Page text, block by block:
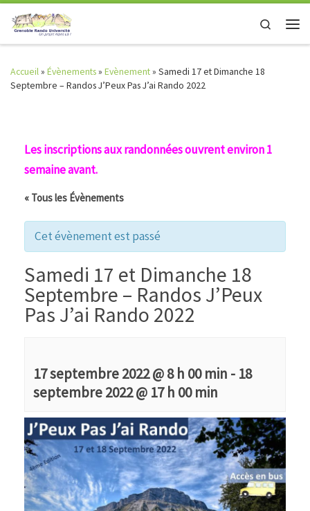
Skip to content
Search
Accueil» Évènements» Evènement» Samedi 17 et Dimanche 18
Septembre – Randos J’Peux Pas J’ai Rando 2022
Les inscriptions aux randonnées ouvrent environ 1
semaine avant.
« Tous les Évènements
Cet évènement est passé
Samedi 17 et Dimanche 18
Septembre – Randos J’Peux
Pas J’ai Rando 2022
17 septembre 2022 @ 8 h 00 min - 18
septembre 2022 @ 17 h 00 min